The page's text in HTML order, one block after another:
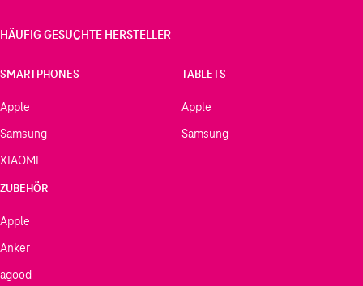
HÄUFIG GESUCHTE HERSTELLER
SMARTPHONES
Apple
Samsung
XIAOMI
TABLETS
Apple
Samsung
ZUBEHÖR
Apple
Anker
agood